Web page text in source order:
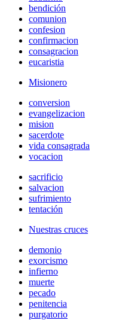
bendición
comunion
confesion
confirmacion
consagracion
eucaristia
Misionero
conversion
evangelizacion
mision
sacerdote
vida consagrada
vocacion
sacrificio
salvacion
sufrimiento
tentación
Nuestras cruces
demonio
exorcismo
infierno
muerte
pecado
penitencia
purgatorio